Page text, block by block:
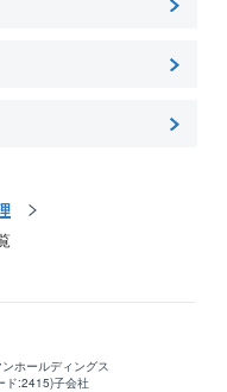
企業です。
ンホールディングス
ド:2415)子会社